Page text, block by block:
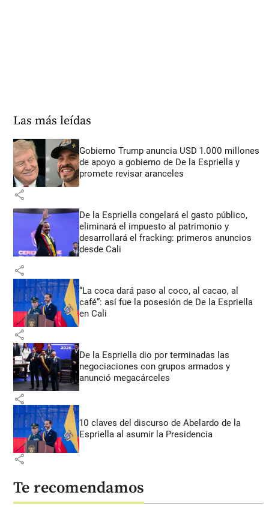
Las más leídas
Gobierno Trump anuncia USD 1.000 millones
de apoyo a gobierno de De la Espriella y
promete revisar aranceles
share
De la Espriella congelará el gasto público,
eliminará el impuesto al patrimonio y
desarrollará el fracking: primeros anuncios
desde Cali
share
“La coca dará paso al coco, al cacao, al
café”: así fue la posesión de De la Espriella
en Cali
share
De la Espriella dio por terminadas las
negociaciones con grupos armados y
anunció megacárceles
share
10 claves del discurso de Abelardo de la
Espriella al asumir la Presidencia
share
Te recomendamos